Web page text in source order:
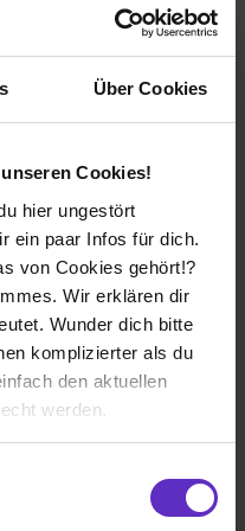
Über Cookies
Cookies!
hier ungestört
ein paar Infos für dich.
von Cookies gehört!?
Wir erklären dir
Wunder dich bitte
komplizierter als du
den aktuellen
werden.
2001
40
Eventbranche
GmbH
für Messe, Marke